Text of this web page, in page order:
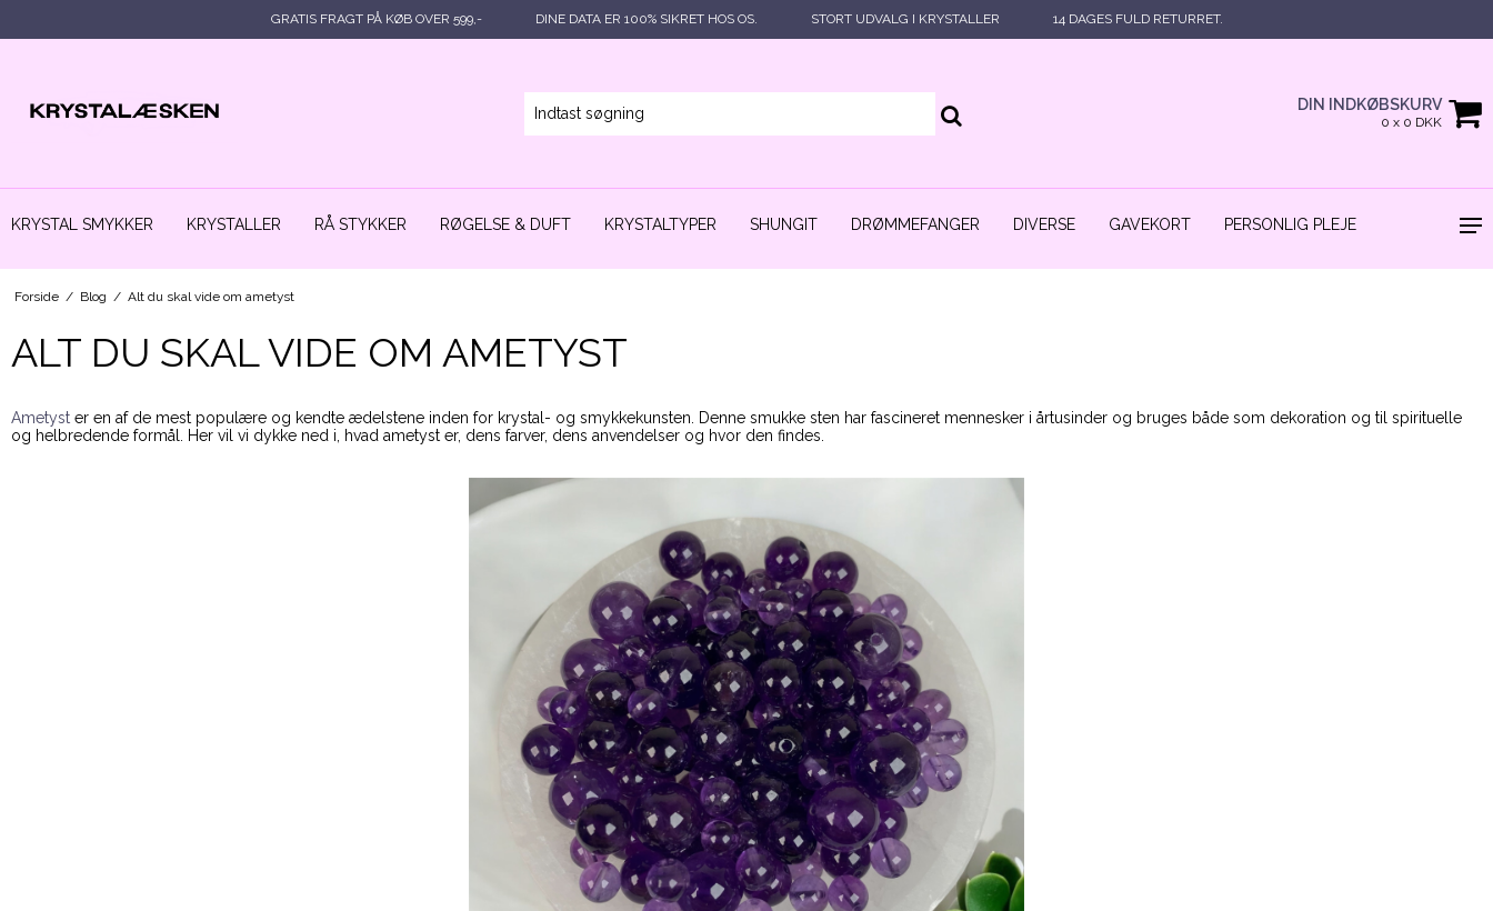
GRATIS FRAGT PÅ KØB OVER 599,- DINE DATA ER 100% SIKRET HOS OS. STORT UDVALG I KRYSTALLER 14 DAGES FULD RETURRET.
DIN INDKØBSKURV
0 x 0 DKK
KRYSTAL SMYKKER KRYSTALLER RÅ STYKKER RØGELSE & DUFT KRYSTALTYPER SHUNGIT DRØMMEFANGER DIVERSE GAVEKORT PERSONLIG PLEJE
Forside / Blog / Alt du skal vide om ametyst
ALT DU SKAL VIDE OM AMETYST
Ametyst er en af de mest populære og kendte ædelstene inden for krystal- og smykkekunsten. Denne smukke sten har fascineret mennesker i årtusinder og bruges både som dekoration og til spirituelle
og helbredende formål. Her vil vi dykke ned i, hvad ametyst er, dens farver, dens anvendelser og hvor den findes.